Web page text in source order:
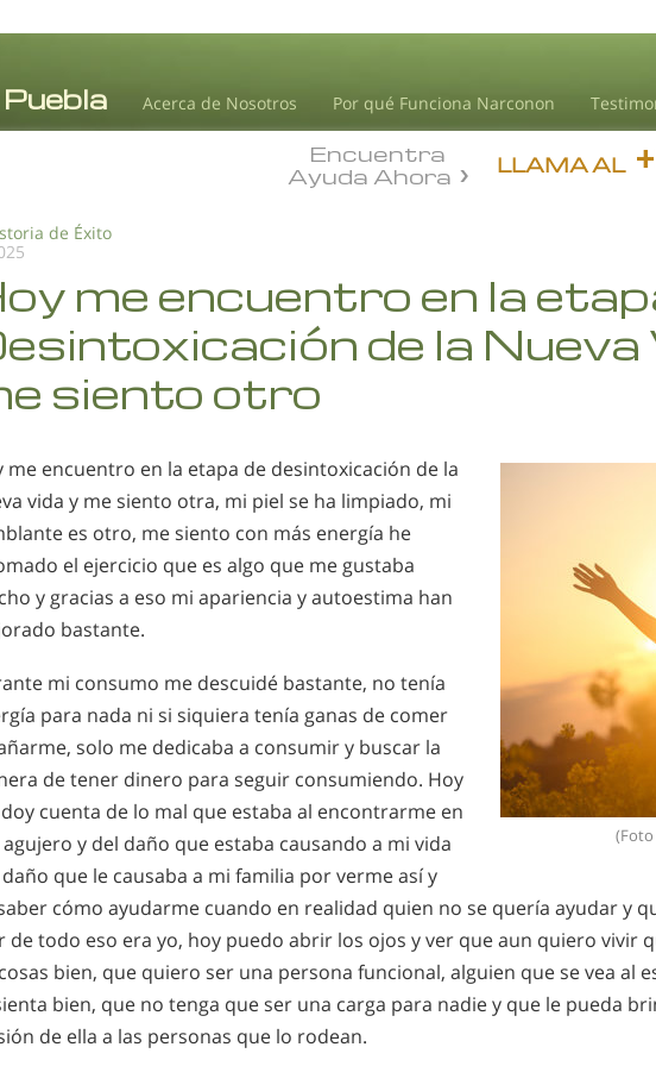
Acerca de Nosotros Por qué Funciona Narconon
LLAMA AL
Encuentra
Ayuda Ahora
de Éxito
me encuentro en la
de la Nueva
siento otro
me encuentro en la etapa de desintoxicación de la
vida y me siento otra, mi piel se ha limpiado, mi
es otro, me siento con más energía he
el ejercicio que es algo que me gustaba
y gracias a eso mi apariencia y autoestima han
bastante.
mi consumo me descuidé bastante, no tenía
para nada ni si siquiera tenía ganas de comer
solo me dedicaba a consumir y buscar la
de tener dinero para seguir consumiendo. Hoy
cuenta de lo mal que estaba al encontrarme en
agujero y del daño que estaba causando a mi vida
que le causaba a mi familia por verme así y
cómo ayudarme cuando en realidad quien no se quería ayudar y
de todo eso era yo, hoy puedo abrir los ojos y ver que aun quiero vivir
bien, que quiero ser una persona funcional, alguien que se vea al
bien, que no tenga que ser una carga para nadie y que le pueda
de ella a las personas que lo rodean.